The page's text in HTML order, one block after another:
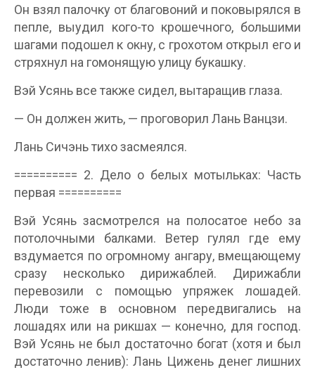
Он взял палочку от благовоний и поковырялся в
пепле, выудил кого-то крошечного, большими
шагами подошел к окну, с грохотом открыл его и
стряхнул на гомонящую улицу букашку.
Вэй Усянь все также сидел, вытаращив глаза.
— Он должен жить, — проговорил Лань Ванцзи.
Лань Сичэнь тихо засмеялся.
========== 2. Дело о белых мотыльках: Часть
первая ==========
Вэй Усянь засмотрелся на полосатое небо за
потолочными балками. Ветер гулял где ему
вздумается по огромному ангару, вмещающему
сразу несколько дирижаблей. Дирижабли
перевозили с помощью упряжек лошадей.
Люди тоже в основном передвигались на
лошадях или на рикшах — конечно, для господ.
Вэй Усянь не был достаточно богат (хотя и был
достаточно ленив): Лань Цижень денег лишних